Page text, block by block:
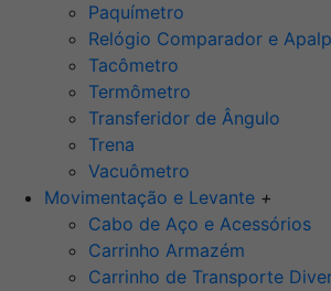
Paquímetro
Relógio Comparador e
Tacômetro
Termômetro
Transferidor de Ângulo
Trena
Vacuômetro
Movimentação e Levante +
Cabo de Aço e Acessórios
Carrinho Armazém
Carrinho de Transporte